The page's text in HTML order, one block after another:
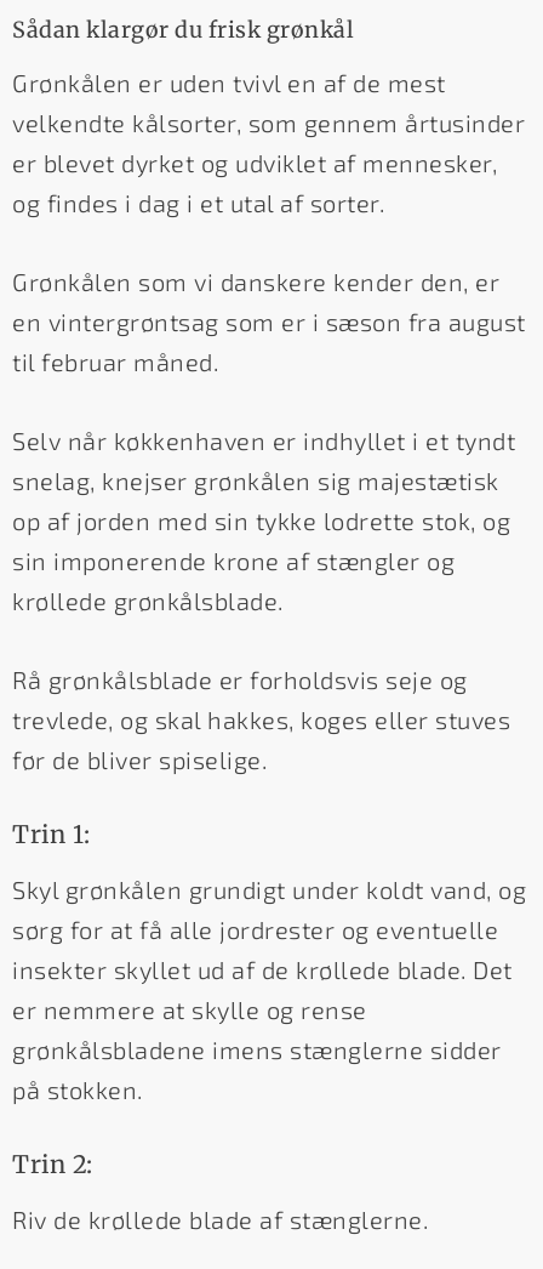
Sådan klargør du frisk grønkål
Grønkålen er uden tvivl en af de mest
velkendte kålsorter, som gennem årtusinder
er blevet dyrket og udviklet af mennesker,
og findes i dag i et utal af sorter.
Grønkålen som vi danskere kender den, er
en vintergrøntsag som er i sæson fra august
til februar måned.
Selv når køkkenhaven er indhyllet i et tyndt
snelag, knejser grønkålen sig majestætisk
op af jorden med sin tykke lodrette stok, og
sin imponerende krone af stængler og
krøllede grønkålsblade.
Rå grønkålsblade er forholdsvis seje og
trevlede, og skal hakkes, koges eller stuves
før de bliver spiselige.
Trin 1:
Skyl grønkålen grundigt under koldt vand, og
sørg for at få alle jordrester og eventuelle
insekter skyllet ud af de krøllede blade. Det
er nemmere at skylle og rense
grønkålsbladene imens stænglerne sidder
på stokken.
Trin 2:
Riv de krøllede blade af stænglerne.